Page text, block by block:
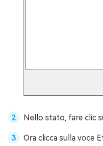
Nello stato, fare clic
Ora clicca sulla voce